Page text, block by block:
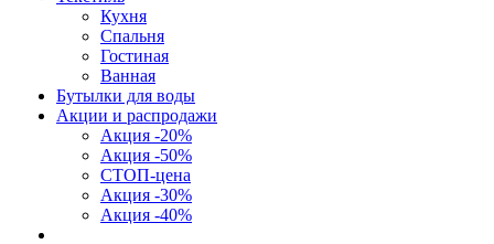
Кухня
Спальня
Гостиная
Ванная
Бутылки для воды
Акции и распродажи
Акция -20%
Акция -50%
СТОП-цена
Акция -30%
Акция -40%